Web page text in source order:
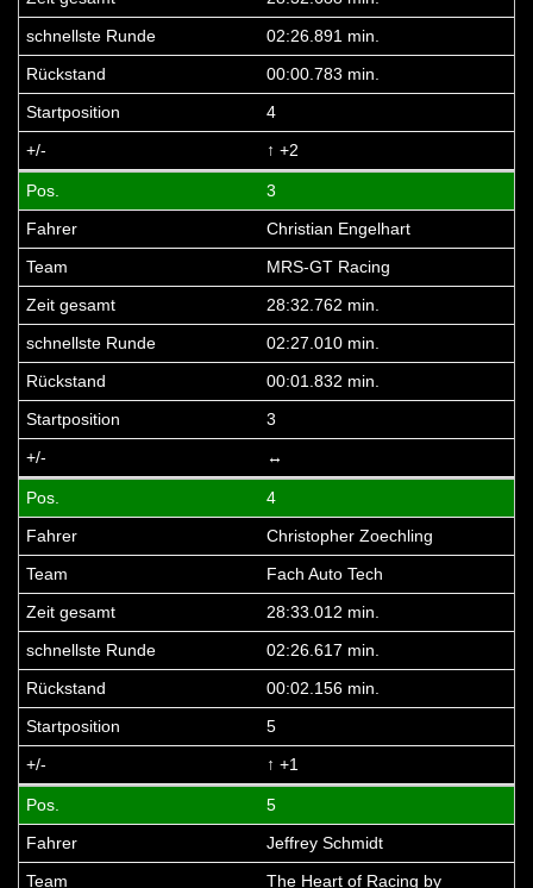
02:26.891 min.
00:00.783 min.
4
↑ +2
3
Christian Engelhart
MRS-GT Racing
28:32.762 min.
02:27.010 min.
00:01.832 min.
3
↔
4
Christopher Zoechling
Fach Auto Tech
28:33.012 min.
02:26.617 min.
00:02.156 min.
5
↑ +1
5
Jeffrey Schmidt
The Heart of Racing by